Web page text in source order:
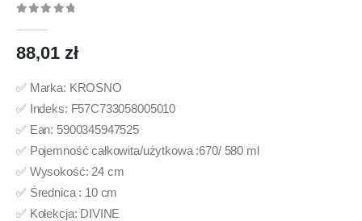
88,01 zł
✅ Marka: KROSNO
✅ Indeks: F57C733058005010
✅ Ean: 5900345947525
✅ Pojemność całkowita/użytkowa :670/ 580 ml
✅ Wysokość: 24 cm
✅ Średnica : 10 cm
✅ Kolekcja: DIVINE